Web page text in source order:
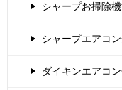
シャープお掃除
シャープエアコ
ダイキンエアコ